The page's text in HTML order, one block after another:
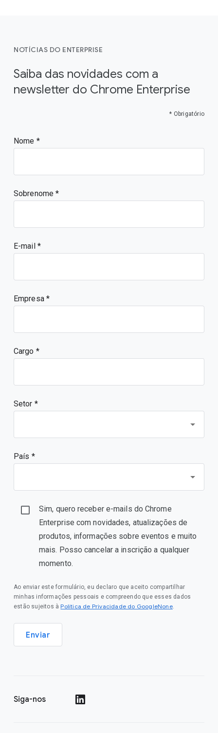
NOTÍCIAS DO ENTERPRISE
Saiba das novidades com a
newsletter do Chrome Enterprise
* Obrigatório
Nome
Sobrenome
E-mail
Empresa
Cargo
Setor *
País *
Sim, quero receber e-mails do Chrome
Enterprise com novidades, atualizações de
produtos, informações sobre eventos e muito
mais. Posso cancelar a inscrição a qualquer
momento.
Ao enviar este formulário, eu declaro que aceito compartilhar
minhas informações pessoais e compreendo que esses dados
estão sujeitos à Política de Privacidade do GoogleNone.
Enviar
Siga-nos